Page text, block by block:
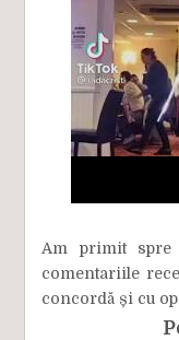
Am primit spre
comentariile
concordă și cu